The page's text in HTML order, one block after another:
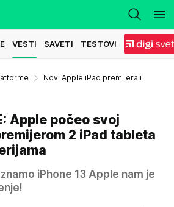
VESTI SAVETI TESTOVI
Novi Apple iPad premijera i
Apple počeo svoj
2 iPad tableta
iPhone 13 Apple nam je